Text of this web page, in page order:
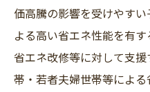
価高騰の影響を受けやす
よる高い省エネ性能を有
省エネ改修等に対して支
帯・若者夫婦世帯等による